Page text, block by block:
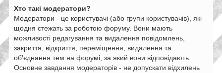
Хто такі модератори?
Модератори - це користувачі (або групи користувачів), які
щодня стежать за роботою форуму. Вони мають
можливості редагування та видалення повідомлень,
закриття, відкриття, переміщення, видалення та
об'єднання тем на форумі, за який вони відповідають.
Основне завдання модераторів - не допускати відхилень